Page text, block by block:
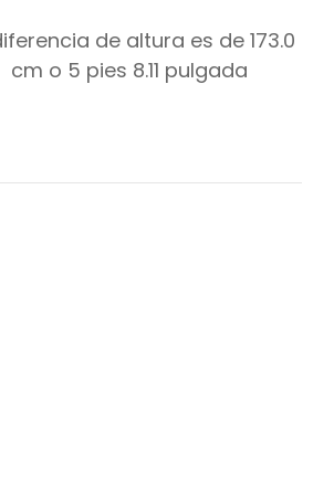
de altura es de173.0
cm o 5 pies 8.11 pulgada